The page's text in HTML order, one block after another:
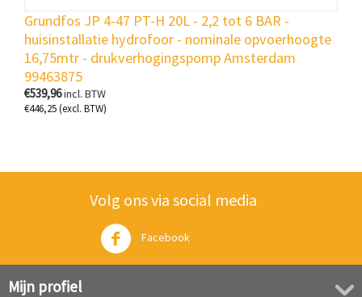
Grundfos JP 4-47 PT-H 20L - 2,2 tot 6 BAR -
huisinstallatie hydrofoor - nominale opvoerhoogte
16,75mtr - drukverhogingspomp Amsterdam
99463875
€539,96incl. BTW
€446,25(excl. BTW)
Volg ons via social media
Facebook
Mijn profiel